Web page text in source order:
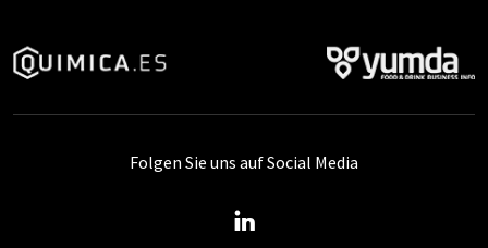
Folgen Sie uns auf Social Media